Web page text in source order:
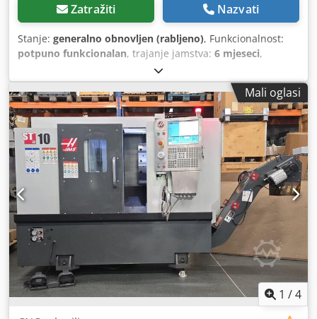
Zatražiti Nazvati
Stanje: generalno obnovljen (rabljeno), Funkcionalnost:
potpuno funkcionalan, trajanje jamstva: 6 mjeseci,
, ulazni napon:
zadnjeg generalnog remonta:2025, Delilica tijesta za
krušno tijesto, težina tijesta od 250 do 1650 grama.
Potpuno obnovljeno s obnovljenom komorom za tijesto.
960 kom/h ili 16 komada u minuti. Cedpfex Ahm Ujx Abuorf
Mali oglasi
1 /4